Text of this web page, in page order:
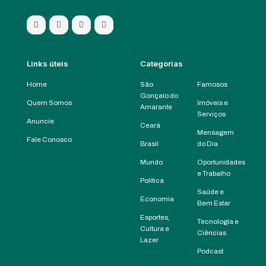
Links úteis
Home
Quem Somos
Anuncie
Fale Conosco
Categorias
São
Gonçalo do
Amarante
Ceará
Brasil
Mundo
Política
Economia
Esportes,
Cultura e
Lazer
Famosos
Imóveis e
Serviços
Mensagem
do Dia
Oportunidades
e Trabalho
Saúde e
Bem Estar
Tecnologia e
Ciências
Podcast